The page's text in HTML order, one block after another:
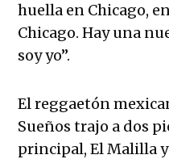
huella en Chicago,
Chicago. Hay una
soy yo”.
El reggaetón
Sueños trajo a dos
principal, El Malilla